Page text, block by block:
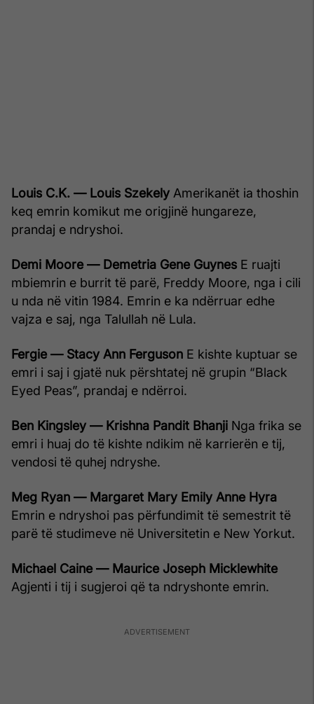
Louis C.K. — Louis Szekely Amerikanët ia thoshin
keq emrin komikut me origjinë hungareze,
prandaj e ndryshoi.
Demi Moore — Demetria Gene Guynes E ruajti
mbiemrin e burrit të parë, Freddy Moore, nga i cili
u nda në vitin 1984. Emrin e ka ndërruar edhe
vajza e saj, nga Talullah në Lula.
Fergie — Stacy Ann Ferguson E kishte kuptuar se
emri i saj i gjatë nuk përshtatej në grupin “Black
Eyed Peas”, prandaj e ndërroi.
Ben Kingsley — Krishna Pandit Bhanji Nga frika se
emri i huaj do të kishte ndikim në karrierën e tij,
vendosi të quhej ndryshe.
Meg Ryan — Margaret Mary Emily Anne Hyra
Emrin e ndryshoi pas përfundimit të semestrit të
parë të studimeve në Universitetin e New Yorkut.
Michael Caine — Maurice Joseph Micklewhite
Agjenti i tij i sugjeroi që ta ndryshonte emrin.